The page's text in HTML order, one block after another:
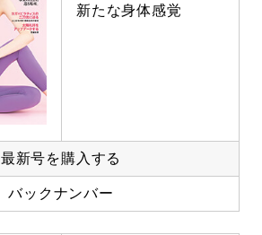
新たな身体感覚
最新号を購入する
バックナンバー